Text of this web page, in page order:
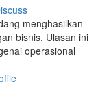
menghasilkan
bisnis. Ulasan ini
operasional